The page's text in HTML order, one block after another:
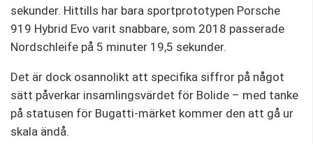
sekunder. Hittills har bara sportprototypen Porsche
919 Hybrid Evo varit snabbare, som 2018 passerade
Nordschleife på 5 minuter 19,5 sekunder.
Det är dock osannolikt att specifika siffror på något
sätt påverkar insamlingsvärdet för Bolide – med tanke
på statusen för Bugatti-märket kommer den att gå ur
skala ändå.